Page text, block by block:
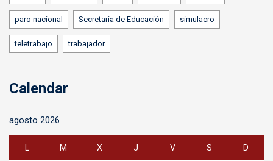
paro nacional Secretaría de Educación simulacro
teletrabajo trabajador
Calendar
agosto 2026
L M X J V S D